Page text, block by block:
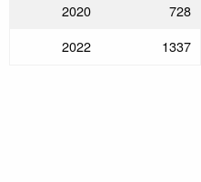
2020
728
2022
1337